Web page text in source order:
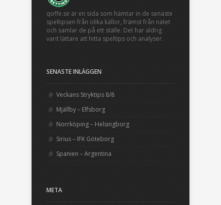
qoffe.se är en sida som hämtar in de senaste
speltipsen från olika källor, främst från nätet
och samlar de på ett ställe. Det har aldrig
varit lättare att hitta speltips och analyser.
SENASTE INLÄGGEN
Veckans Stryktips 8/8
Mjällby – Elfsborg
Norrköping – Helsingborg
Sirius – IFK Göteborg
Spanien – Argentina
META